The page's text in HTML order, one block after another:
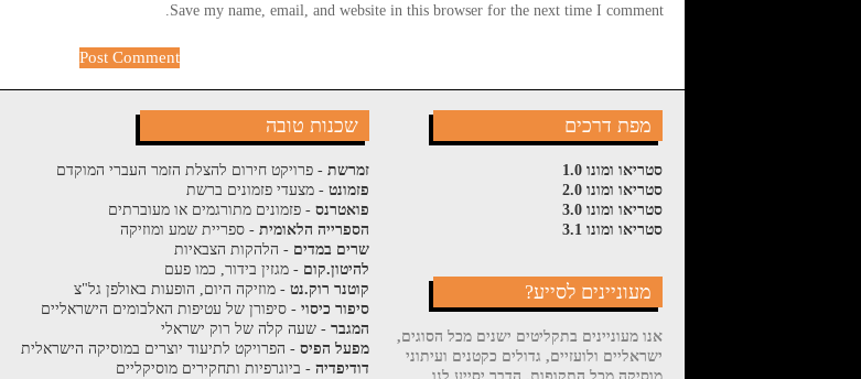
Save my name, email, and website in this browser for the next time I comment.
מפת דרכים
סטריאו ומונו 1.0
סטריאו ומונו 2.0
סטריאו ומונו 3.0
סטריאו ומונו 3.1
מעוניינים לסייע?
אנו מעוניינים בתקליטים ישנים מכל הסוגים,
ישראליים ולועזיים, גדולים כקטנים ועיתוני
שכנות טובה
זמרשת- פרויקט חירום להצלת הזמר העברי המוקדם
פזמונט- מצעדי פזמונים ברשת
פואטרנס- פזמונים מתורגמים או מעוברתים
הספרייה הלאומית- ספריית שמע ומוזיקה
שרים במדים - הלהקות הצבאיות
להיטון.קום - מגזין בידור, כמו פעם
קוטנר רוק.נט- מוזיקה היום, הופעות באולפן גל"צ
סיפור כיסוי- סיפורן של עטיפות האלבומים הישראליים
המגבר- שעה קלה של רוק ישראלי
מפעל הפיס- הפרויקט לתיעוד יוצרים במוסיקה הישראלית
דודיפדיה- ביוגרפיות ותחקירים מוסיקליים